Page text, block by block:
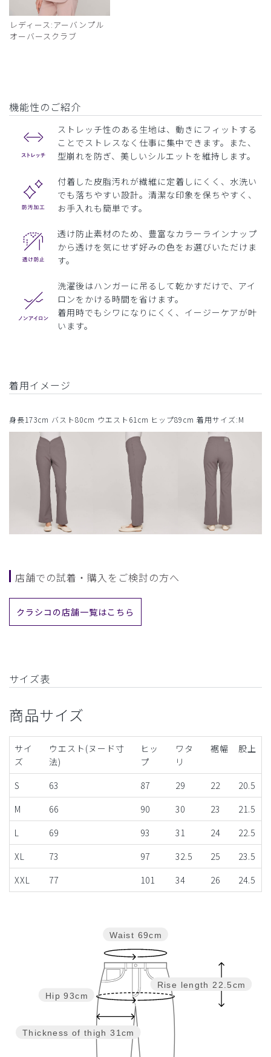
レディース:アーバンプル
オーバースクラブ
機能性のご紹介
ストレッチ性のある生地は、動きにフィットする
ことでストレスなく仕事に集中できます。また、
型崩れを防ぎ、美しいシルエットを維持します。
付着した皮脂汚れが繊維に定着しにくく、水洗い
でも落ちやすい設計。清潔な印象を保ちやすく、
お手入れも簡単です。
透け防止素材のため、豊富なカラーラインナップ
から透けを気にせず好みの色をお選びいただけま
す。
洗濯後はハンガーに吊るして乾かすだけで、アイ
ロンをかける時間を省けます。
着用時でもシワになりにくく、イージーケアが叶
います。
着用イメージ
身長173cm バスト80cm ウエスト61cm ヒップ89cm 着用サイズ:M
店舗での試着・購入をご検討の方へ
クラシコの店舗一覧はこちら
サイズ表
商品サイズ
サイ
ズ
ウエスト(ヌード寸
法)
ヒッ
プ
ワタ
リ
裾幅 股上
S 63 87 29 22
20.5
M
66 90 30 23
21.5
L
69 93 31 24
22.5
XL
73 97 32.5 25
23.5
XXL
77 101 34 26 24.5
Rise length 22.5cm
Thickness of thigh 31cm
Hip 93cm
Waist 69cm